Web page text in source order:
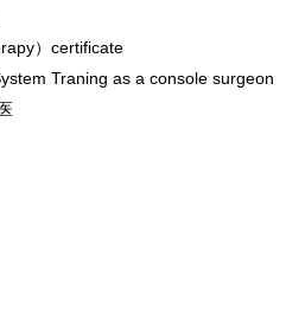
）certificate
Traning as a console surgeon